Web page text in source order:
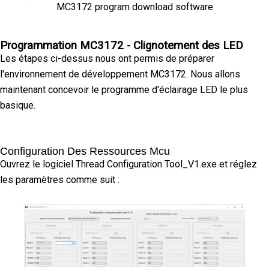
MC3172 program download software
Programmation MC3172 - Clignotement des LED
Les étapes ci-dessus nous ont permis de préparer
l'environnement de développement MC3172. Nous allons
maintenant concevoir le programme d'éclairage LED le plus
basique.
Configuration Des Ressources Mcu
Ouvrez le logiciel Thread Configuration Tool_V1.exe et réglez
les paramètres comme suit :